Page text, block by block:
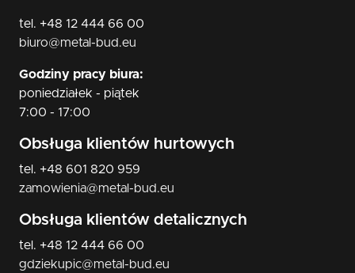
tel. +48 12 444 66 00
biuro@metal-bud.eu
Godziny pracy biura:
poniedziałek - piątek
7:00 - 17:00
Obsługa klientów hurtowych
tel. +48 601 820 959
zamowienia@metal-bud.eu
Obsługa klientów detalicznych
tel. +48 12 444 66 00
gdziekupic@metal-bud.eu